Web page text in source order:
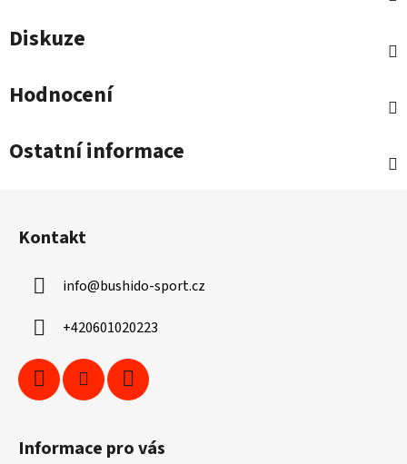
Diskuze
Hodnocení
Ostatní informace
Kontakt
info@bushido-sport.cz
+420601020223
Informace pro vás